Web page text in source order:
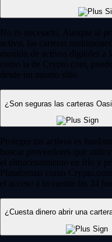
No es necesario. Aunque al
activo, las carteras
montón de activos digitales a
como la de Crypto.com,
desde un mismo sitio.
¿Son seguras las carteras
Proteger tus activos es
buscar proveedores que
el almacenamiento en frío y
Plataformas como
el acceso a tu cuenta las 24
¿Cuesta dinero abrir una